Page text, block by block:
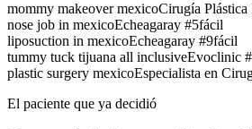
mommy makeover mexicoCirugía Plástica
nose job in mexicoEcheagaray #5fácil
liposuction in mexicoEcheagaray #9fácil
tummy tuck tijuana all inclusiveEvoclinic
plastic surgery mexicoEspecialista en
El paciente que ya decidió